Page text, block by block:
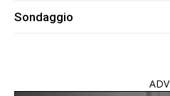
Sondaggio
ADV